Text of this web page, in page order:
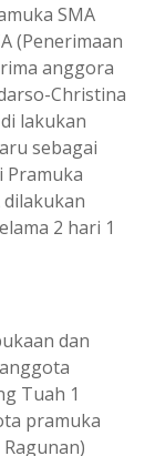
SMA
(Penerimaan
anggora
Christina
lakukan
sebagai
Pramuka
dilakukan
2 hari 1
dan
Tuah 1
pramuka